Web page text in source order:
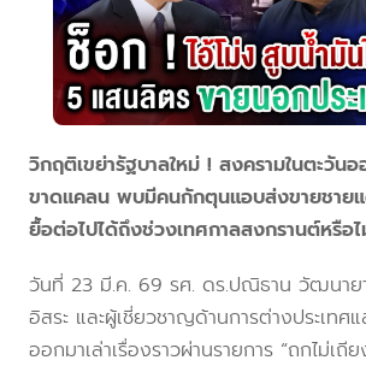
วิกฤติเขย่ารัฐบาลใหม่ ! สงครามในตะวัน
ขาดแคลน พบมีคนกักตุนแอบส่งขายชายแ
ยื้อต่อไปได้ถึงช่วงเทศกาลสงกรานต์หรือ
วันที่ 23 มี.ค. 69 รศ. ดร.ปณิธาน วัฒนาย
อิสระ และผู้เชี่ยวชาญด้านการต่างประเทศ
ออกมาเล่าเรื่องราวผ่านรายการ “ถกไม่เถี